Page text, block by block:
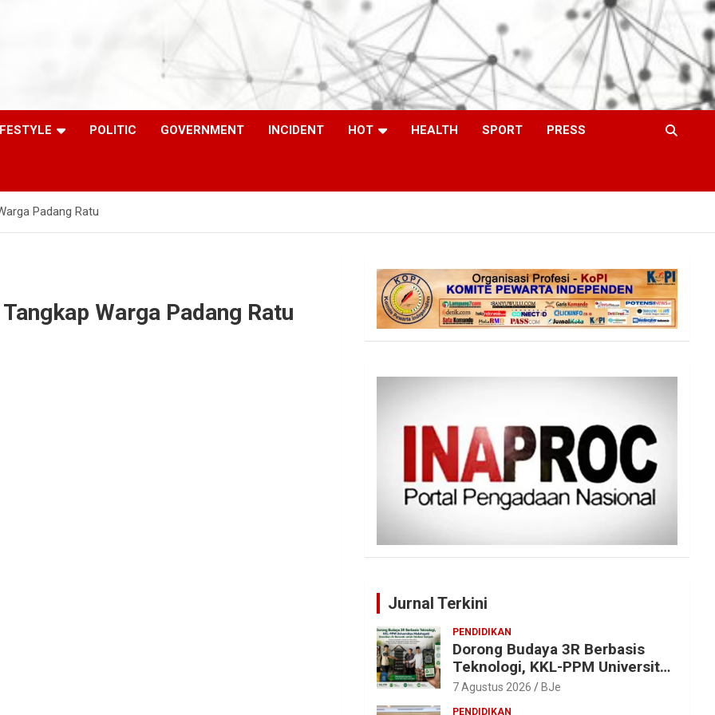
POLITIC GOVERNMENT INCIDENT HOT HEALTH SPORT PRESS
Padang Ratu
Warga Padang Ratu
Jurnal Terkini
PENDIDIKAN
Dorong Budaya 3R Berbasis
Teknologi, KKL-PPM Universitas
Malahayati Kenalkan AI Barcode
7 Agustus 2026 BJe
PENDIDIKAN